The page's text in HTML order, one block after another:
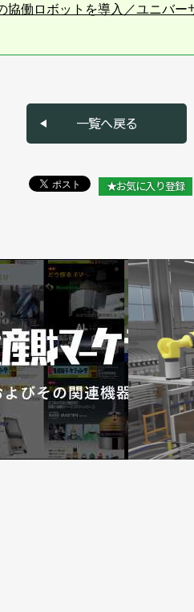
協働ロボットを導入／ユニバー
製品や新ソフトを国内初披露／
サービスハブや部品倉庫を開
機器やソリューションが一堂に
ッケージをUR＋に認証／ユニ
支援するプログラムを開始／ユ
トvol.13]協働ロボットの普及は
ザーCCO
売！ 高可搬だがコンパクトで
数が全世界で20万人突破／ユニ
一覧へ戻る
★お気に入り登録